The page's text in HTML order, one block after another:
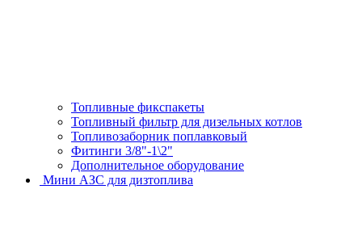
Топливные фикспакеты
Топливный фильтр для дизельных котлов
Топливозаборник поплавковый
Фитинги 3/8"-1\2"
Дополнительное оборудование
Мини АЗС для дизтоплива